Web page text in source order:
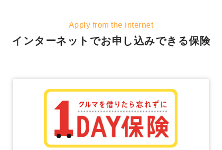
Apply from the internet
インターネットでお申し込みできる保険